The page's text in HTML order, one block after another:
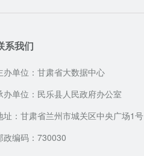
系我们
办单位：甘肃省大数据中心
办单位：民乐县人民政府办公室
址：甘肃省兰州市城关区中央广场1号
政编码：730030